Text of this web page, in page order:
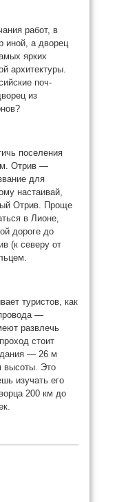
работ, в
иной, а дворец
ярких
архитектуры.
поч­
из
поселения
Отрив —
для
настаивай,
Отрив. Проще
в Лионе,
дороге до
(к северу от
туристов, как
—
развлечь
стоит
— 26 м
высоты. Это
изучать его
200 км до